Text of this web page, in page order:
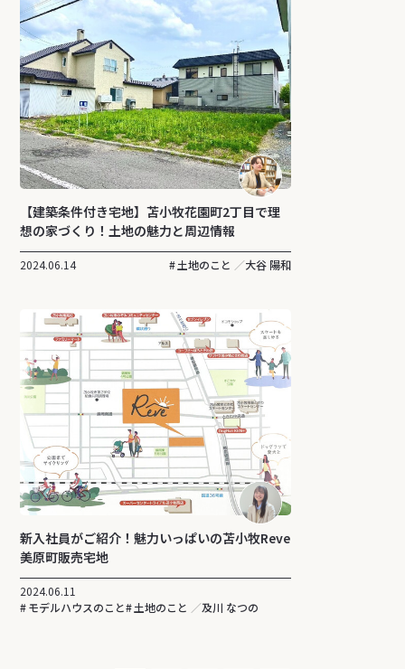
【建築条件付き宅地】苫小牧花園町2丁目で理
想の家づくり！土地の魅力と周辺情報
2024.06.14 土地のこと 大谷 陽和
新入社員がご紹介！魅力いっぱいの苫小牧Reve
美原町販売宅地
2024.06.11
モデルハウスのこと 土地のこと 及川 なつの